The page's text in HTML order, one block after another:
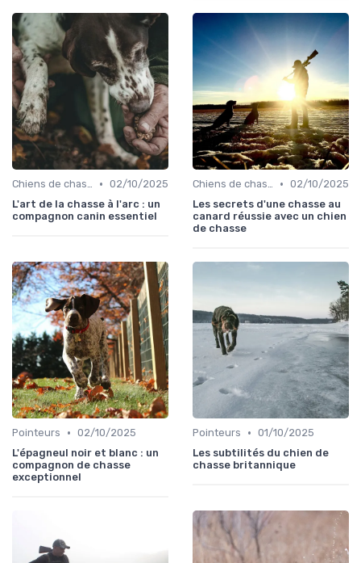
Chiens de chasse au sanglier • 02/10/2025
L'art de la chasse à l'arc : un
compagnon canin essentiel
Chiens de chasse au sanglier • 02/10/2025
Les secrets d'une chasse au
canard réussie avec un chien
de chasse
Pointeurs • 02/10/2025
L'épagneul noir et blanc : un
compagnon de chasse
exceptionnel
Pointeurs • 01/10/2025
Les subtilités du chien de
chasse britannique